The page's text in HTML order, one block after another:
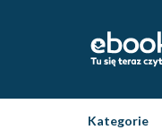
Kategorie